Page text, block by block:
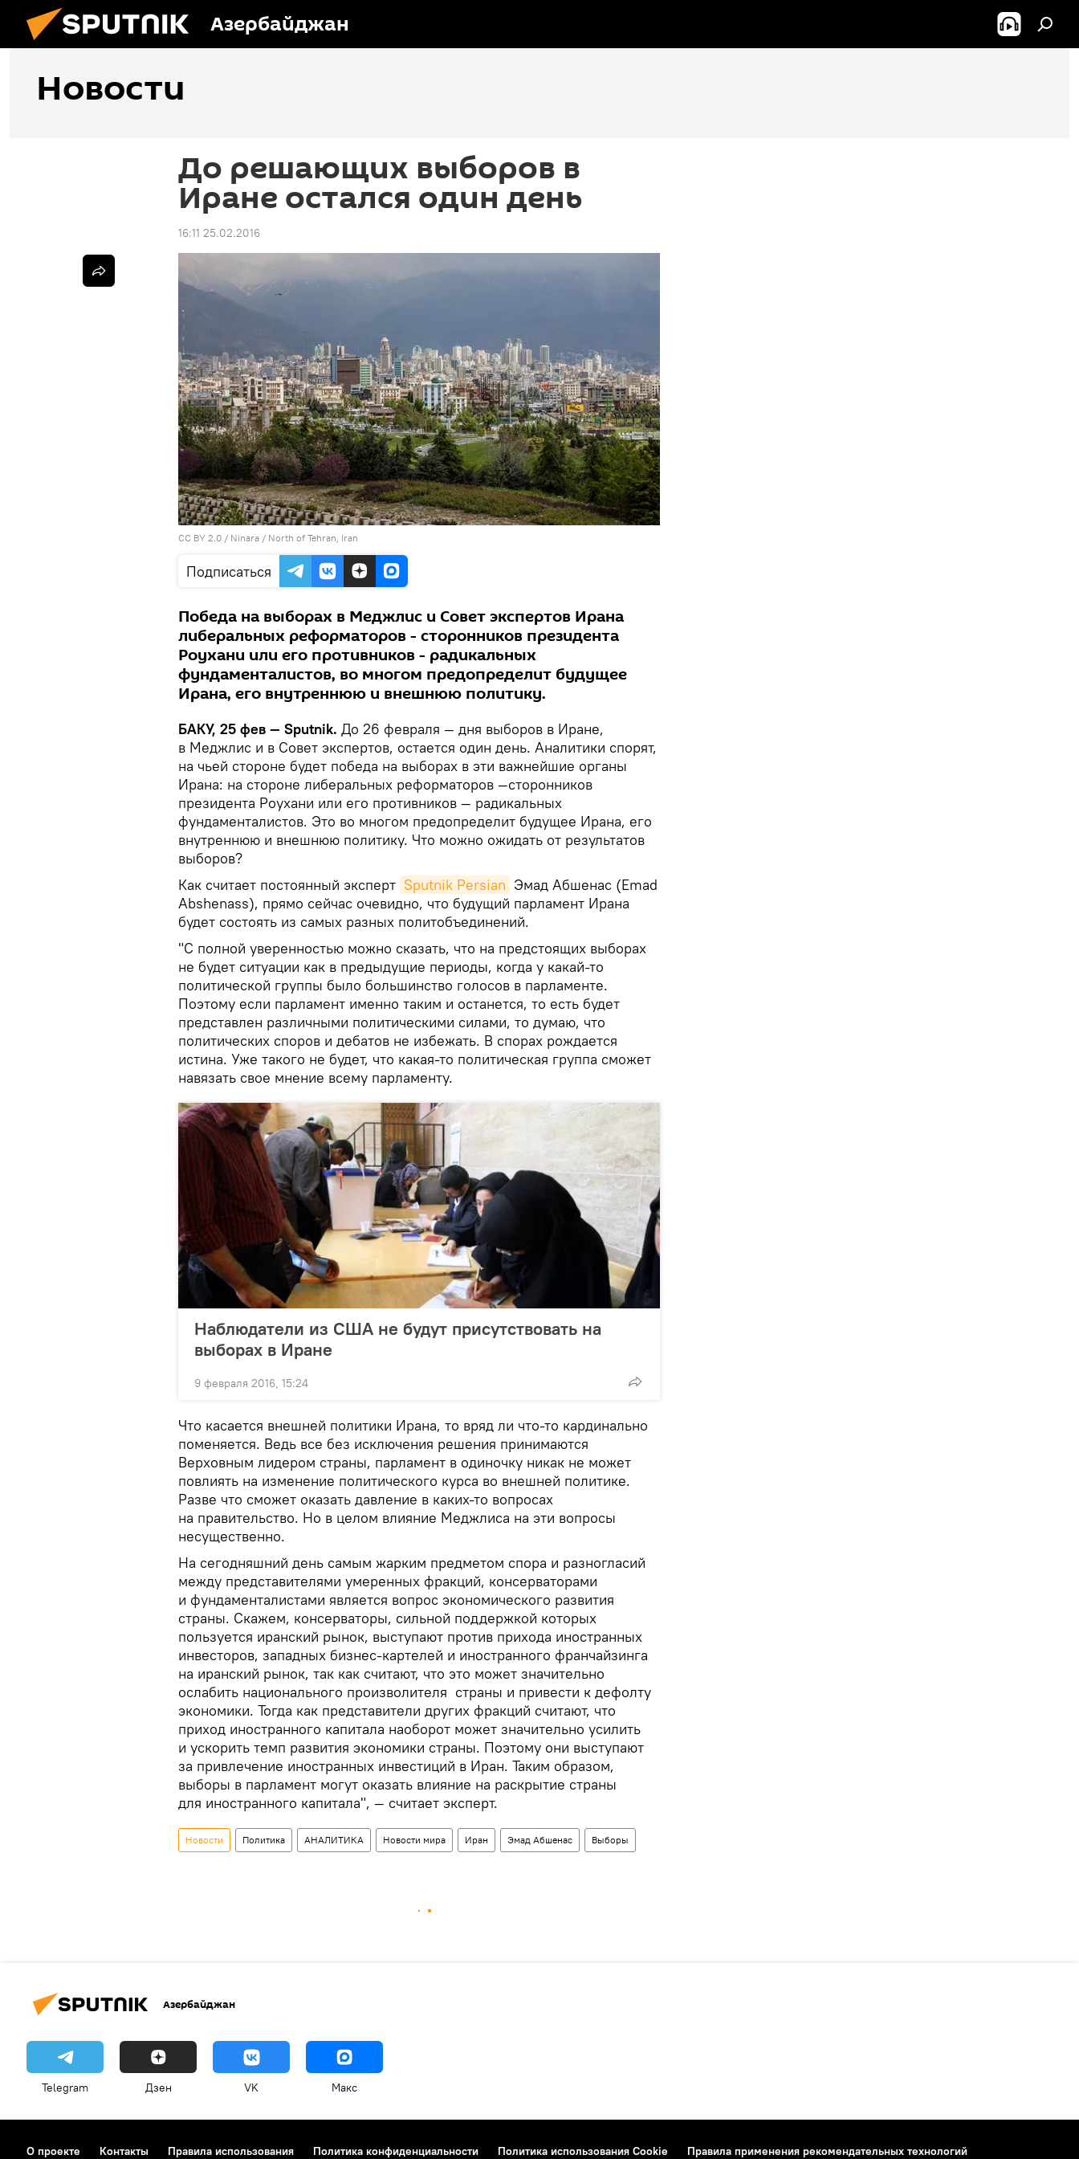
Азербайджан
Новости
До решающих выборов в
Иране остался один день
16:11 25.02.2016
CC BY 2.0 / Ninara / North of Tehran, Iran
Подписаться
Победа на выборах в Меджлис и Совет экспертов Ирана
либеральных реформаторов - сторонников президента
Роухани или его противников - радикальных
фундаменталистов, во многом предопределит будущее
Ирана, его внутреннюю и внешнюю политику.
БАКУ, 25 фев — Sputnik. До 26 февраля — дня выборов в Иране,
в Меджлис и в Совет экспертов, остается один день. Аналитики спорят,
на чьей стороне будет победа на выборах в эти важнейшие органы
Ирана: на стороне либеральных реформаторов —сторонников
президента Роухани или его противников — радикальных
фундаменталистов. Это во многом предопределит будущее Ирана, его
внутреннюю и внешнюю политику. Что можно ожидать от результатов
выборов?
Как считает постоянный эксперт Sputnik Persian Эмад Абшенас (Emad
Abshenass), прямо сейчас очевидно, что будущий парламент Ирана
будет состоять из самых разных политобъединений.
"С полной уверенностью можно сказать, что на предстоящих выборах
не будет ситуации как в предыдущие периоды, когда у какай-то
политической группы было большинство голосов в парламенте.
Поэтому если парламент именно таким и останется, то есть будет
представлен различными политическими силами, то думаю, что
политических споров и дебатов не избежать. В спорах рождается
истина. Уже такого не будет, что какая-то политическая группа сможет
навязать свое мнение всему парламенту.
Наблюдатели из США не будут присутствовать на
выборах в Иране
9 февраля 2016, 15:24
Что касается внешней политики Ирана, то вряд ли что-то кардинально
поменяется. Ведь все без исключения решения принимаются
Верховным лидером страны, парламент в одиночку никак не может
повлиять на изменение политического курса во внешней политике.
Разве что сможет оказать давление в каких-то вопросах
на правительство. Но в целом влияние Меджлиса на эти вопросы
несущественно.
На сегодняшний день самым жарким предметом спора и разногласий
между представителями умеренных фракций, консерваторами
и фундаменталистами является вопрос экономического развития
страны. Скажем, консерваторы, сильной поддержкой которых
пользуется иранский рынок, выступают против прихода иностранных
инвесторов, западных бизнес-картелей и иностранного франчайзинга
на иранский рынок, так как считают, что это может значительно
ослабить национального произволителя страны и привести к дефолту
экономики. Тогда как представители других фракций считают, что
приход иностранного капитала наоборот может значительно усилить
и ускорить темп развития экономики страны. Поэтому они выступают
за привлечение иностранных инвестиций в Иран. Таким образом,
выборы в парламент могут оказать влияние на раскрытие страны
для иностранного капитала", — считает эксперт.
Новости Политика АНАЛИТИКА Новости мира Иран Эмад Абшенас Выборы
Азербайджан
Telegram Дзен VK Макс
О проекте Контакты Правила использования Политика конфиденциальности Политика использования Cookie Правила применения рекомендательных технологий